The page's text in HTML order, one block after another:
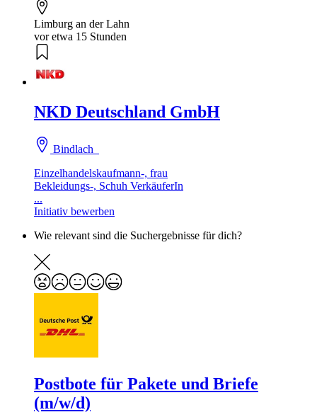
Limburg an der Lahn
vor etwa 15 Stunden
NKD Deutschland GmbH
Bindlach
Einzelhandelskaufmann-, frau
Bekleidungs-, Schuh VerkäuferIn
...
Initiativ bewerben
Wie relevant sind die Suchergebnisse für dich?
Postbote für Pakete und Briefe
(m/w/d)